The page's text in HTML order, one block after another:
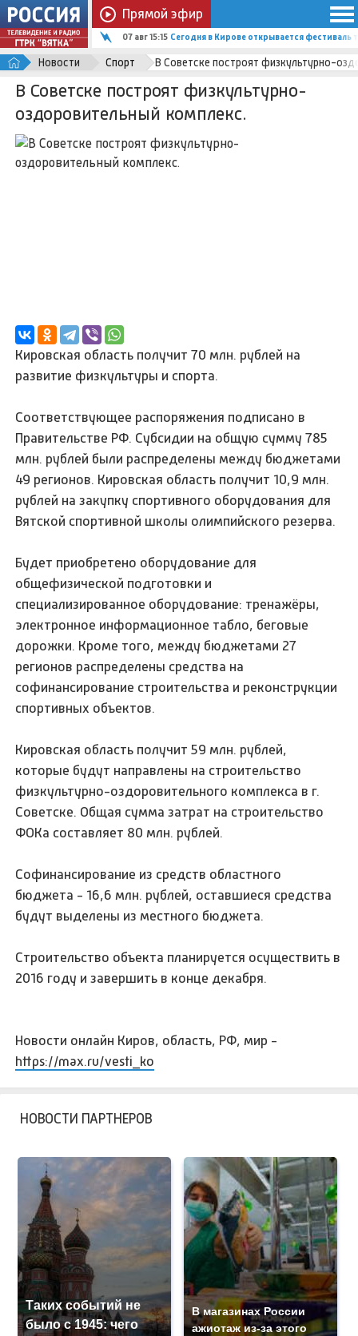
Прямой эфир
07 авг 15:15 Сегодня в Кирове открывается фестиваль
Новости Спорт В Советске построят физкультурно-
В Советске построят физкультурно-
оздоровительный комплекс.
Кировская область получит 70 млн. рублей на
развитие физкультуры и спорта.
Соответствующее распоряжения подписано в
Правительстве РФ. Субсидии на общую сумму 785
млн. рублей были распределены между бюджетами
49 регионов. Кировская область получит 10,9 млн.
рублей на закупку спортивного оборудования для
Вятской спортивной школы олимпийского резерва.
Будет приобретено оборудование для
общефизической подготовки и
специализированное оборудование: тренажёры,
электронное информационное табло, беговые
дорожки. Кроме того, между бюджетами 27
регионов распределены средства на
софинансирование строительства и реконструкции
спортивных объектов.
Кировская область получит 59 млн. рублей,
которые будут направлены на строительство
физкультурно-оздоровительного комплекса в г.
Советске. Общая сумма затрат на строительство
ФОКа составляет 80 млн. рублей.
Софинансирование из средств областного
бюджета - 16,6 млн. рублей, оставшиеся средства
будут выделены из местного бюджета.
Строительство объекта планируется осуществить в
2016 году и завершить в конце декабря.
Новости онлайн Киров, область, РФ, мир -
https://max.ru/vesti_ko
НОВОСТИ ПАРТНЕРОВ
Таких событий не
было с 1945: чего
В магазинах России
ажиотаж из-за этого